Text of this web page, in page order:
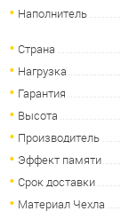
Наполнитель
Страна
Нагрузка
Гарантия
Высота
Производитель
Эффект памяти
Срок доставки
Материал Чехла